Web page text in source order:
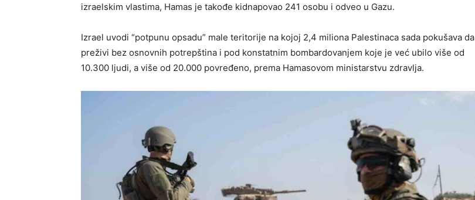
izraelskim vlastima, Hamas je takođe kidnapovao 241 osobu i odveo u Gazu.
Izrael uvodi “potpunu opsadu” male teritorije na kojoj 2,4 miliona Palestinaca sada pokušava da
preživi bez osnovnih potrepština i pod konstatnim bombardovanjem koje je već ubilo više od
10.300 ljudi, a više od 20.000 povređeno, prema Hamasovom ministarstvu zdravlja.